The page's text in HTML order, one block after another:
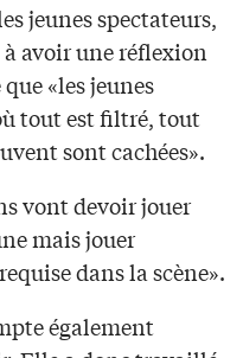
jeunes spectateurs,
avoir une réflexion
«les jeunes
tout est filtré, tout
sont cachées».
vont devoir jouer
mais jouer
dans la scène».
également